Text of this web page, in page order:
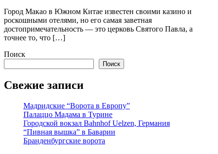
Город Макао в Южном Китае известен своими казино и
роскошными отелями, но его самая заветная
достопримечательность — это церковь Святого Павла, а
точнее то, что […]
Поиск
Поиск
Свежие записи
Мадридские “Ворота в Европу”
Палаццо Мадама в Турине
Городской вокзал Bahnhof Uelzen, Германия
“Пивная вышка” в Баварии
Бранденбургские ворота